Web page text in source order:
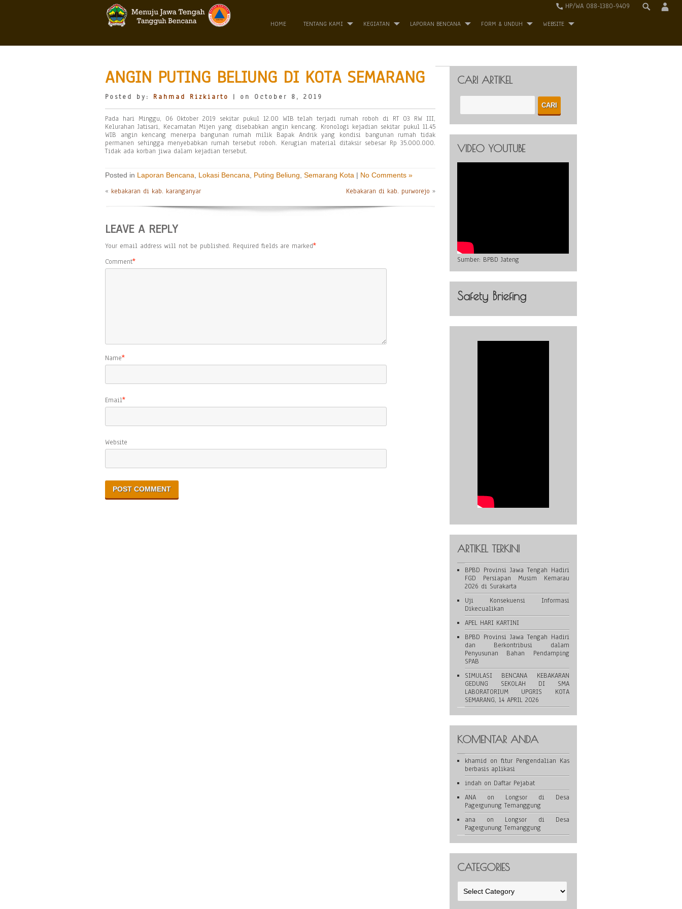
HP/WA 088-1380-9409
HOME TENTANG KAMI KEGIATAN LAPORAN BENCANA FORM & UNDUH WEBSITE
ANGIN PUTING BELIUNG DI KOTA SEMARANG
Posted by: Rahmad Rizkiarto | on October 8, 2019
Pada hari Minggu, 06 Oktober 2019 sekitar pukul 12.00 WIB telah terjadi rumah roboh di RT 03 RW III,
Kelurahan Jatisari, Kecamatan Mijen yang disebabkan angin kencang. Kronologi kejadian sekitar pukul 11.45
WIB angin kencang menerpa bangunan rumah milik Bapak Andrik yang kondisi bangunan rumah tidak
permanen sehingga menyebabkan rumah tersebut roboh. Kerugian material ditaksir sebesar Rp 35.000.000.
Tidak ada korban jiwa dalam kejadian tersebut.
Posted in Laporan Bencana Lokasi Bencana Puting Beliung Semarang Kota | No Comments »
« kebakaran di kab. karanganyar Kebakaran di kab. purworejo »
LEAVE A REPLY
Your email address will not be published. Required fields are marked*
Comment*
Name*
Email*
Website
CARI ARTIKEL
VIDEO YOUTUBE
Sumber: BPBD Jateng
Safety Briefing
ARTIKEL TERKINI
BPBD Provinsi Jawa Tengah Hadiri
FGD Persiapan Musim Kemarau
2026 di Surakarta
Uji Konsekuensi Informasi
Dikecualikan
APEL HARI KARTINI
BPBD Provinsi Jawa Tengah Hadiri
dan Berkontribusi dalam
Penyusunan Bahan Pendamping
SPAB
SIMULASI BENCANA KEBAKARAN
GEDUNG SEKOLAH DI SMA
LABORATORIUM UPGRIS KOTA
SEMARANG, 14 APRIL 2026
KOMENTAR ANDA
khamid on fitur Pengendalian Kas
berbasis aplikasi
indah on Daftar Pejabat
ANAon Longsor di Desa
Pagergunung Temanggung
ana on Longsor di Desa
Pagergunung Temanggung
CATEGORIES
Categories